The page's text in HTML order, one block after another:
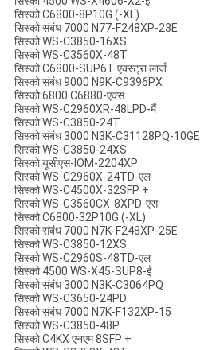
सिस्को C6800-8P10G (-XL)
सिस्को संबंध 7000 N77-F248XP-23E
सिस्को WS-C3850-16XS
सिस्को WS-C3560X-48T
सिस्को C6800-SUP6T एक्स्ट्रा लार्ज
सिस्को संबंध 9000 N9K-C9396PX
सिस्को 6800 C6880-एक्स
सिस्को WS-C2960XR-48LPD-मैं
सिस्को WS-C3850-24T
सिस्को संबंध 3000 N3K-C31128PQ-10GE
सिस्को WS-C3850-24XS
सिस्को यूसीएस-IOM-2204XP
सिस्को WS-C2960X-24TD-एल
सिस्को WS-C4500X-32SFP +
सिस्को WS-C3560CX-8XPD-एस
सिस्को C6800-32P10G (-XL)
सिस्को संबंध 7000 N7K-F248XP-25E
सिस्को WS-C3850-12XS
सिस्को WS-C2960S-48TD-एल
सिस्को 4500 WS-X45-SUP8-ई
सिस्को संबंध 3000 N3K-C3064PQ
सिस्को WS-C3650-24PD
सिस्को संबंध 7000 N7K-F132XP-15
सिस्को WS-C3850-48P
सिस्को C4KX एनएम 8SFP +